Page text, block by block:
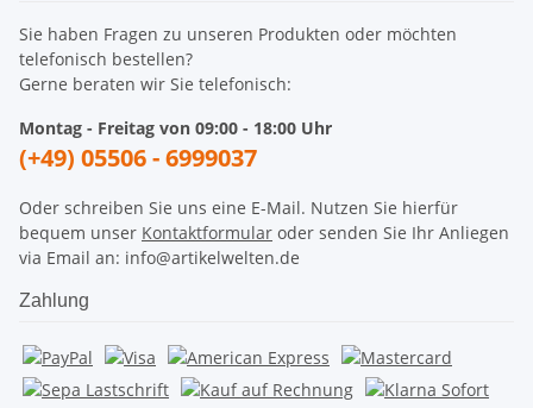
Sie haben Fragen zu unseren Produkten oder möchten
telefonisch bestellen?
Gerne beraten wir Sie telefonisch:
Montag - Freitag von 09:00 - 18:00 Uhr
(+49) 05506 - 6999037
Oder schreiben Sie uns eine E-Mail. Nutzen Sie hierfür
bequem unser Kontaktformular oder senden Sie Ihr Anliegen
via Email an: info@artikelwelten.de
Zahlung